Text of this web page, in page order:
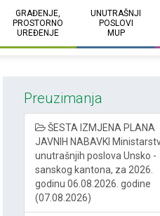
GRAĐENJE,
PROSTORNO
UREĐENJE
UNUTRAŠNJI
POSLOVI
MUP
Preuzimanja
ŠESTA IZMJENA PLANA
JAVNIH NABAVKI
unutrašnjih poslova Unsko -
sanskog kantona, za 2026.
godinu 06.08.2026. godine
(07.08.2026)